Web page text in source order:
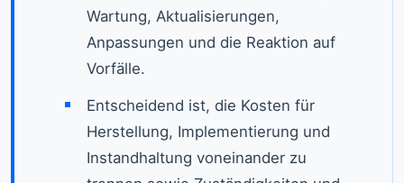
Wartung, Aktualisierungen,
Anpassungen und die Reaktion auf
Vorfälle.
Entscheidend ist, die Kosten für
Herstellung, Implementierung und
Instandhaltung voneinander zu